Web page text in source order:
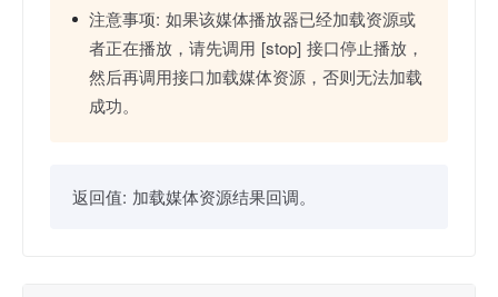
注意事项: 如果该媒体播放器已经加载资源或
者正在播放，请先调用 [stop] 接口停止播放，
然后再调用接口加载媒体资源，否则无法加载
成功。
返回值: 加载媒体资源结果回调。